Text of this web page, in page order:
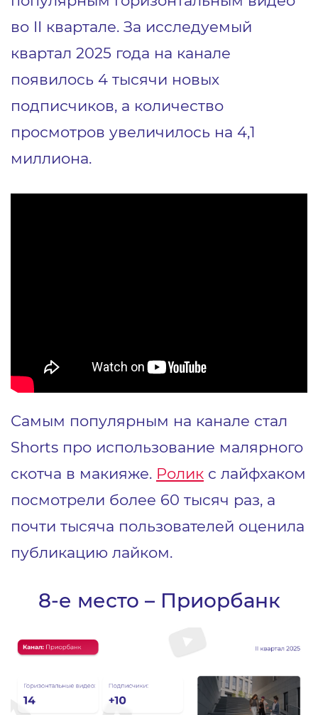
во II квартале. За исследуемый
квартал 2025 года на канале
появилось 4 тысячи новых
подписчиков, а количество
просмотров увеличилось на 4,1
миллиона.
Самым популярным на канале стал
Shorts про использование малярного
скотча в макияже. Ролик с лайфхаком
посмотрели более 60 тысяч раз, а
почти тысяча пользователей оценила
публикацию лайком.
8-е место – Приорбанк